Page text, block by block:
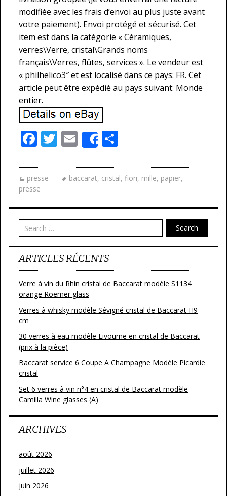
modifiée avec les frais d’envoi au plus juste avant
votre paiement). Envoi protégé et sécurisé. Cet
item est dans la catégorie « Céramiques,
verres\Verre, cristal\Grands noms
français\Verres, flûtes, services ». Le vendeur est
« philhelico3″ et est localisé dans ce pays: FR. Cet
article peut être expédié au pays suivant: Monde
entier.
F
e
b
o
o
k
T
itt
er
E
m
ai
l
Share
ta
g
er
presse baccarat, cristal, fiori, mille, papier,
presse
Search
ARTICLES RÉCENTS
Verre à vin du Rhin cristal de Baccarat modèle S1134
orange Roemer glass
Verres à whisky modèle Sévigné cristal de Baccarat H9
cm
30 verres à eau modèle Livourne en cristal de Baccarat
(prix à la pièce)
Baccarat service 6 Coupe A Champagne Modéle Picardie
cristal
Set 6 verres à vin n°4 en cristal de Baccarat modèle
Camilla Wine glasses (A)
ARCHIVES
août 2026
juillet 2026
juin 2026